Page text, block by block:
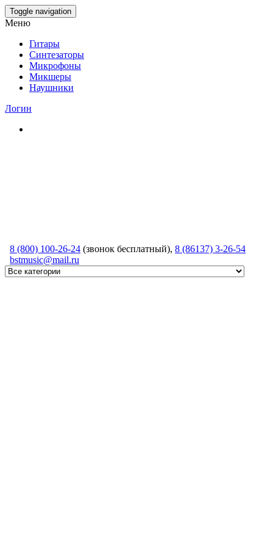
Skip
to
content
Toggle navigation
Меню
Гитары
Синтезаторы
Микрофоны
Микшеры
Наушники
Логин
8 (800) 100-26-24 (звонок бесплатный), 8 (86137) 3-26-54
bstmusic@mail.ru